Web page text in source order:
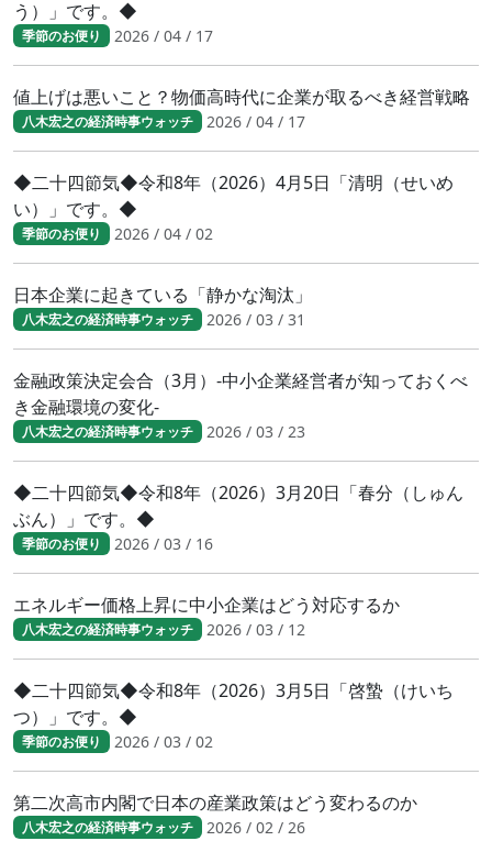
う）」です。◆
季節のお便り 2026 / 04 / 17
値上げは悪いこと？物価高時代に企業が取るべき経営戦略
八木宏之の経済時事ウォッチ 2026 / 04 / 17
◆二十四節気◆令和8年（2026）4月5日「清明（せいめ
い）」です。◆
季節のお便り 2026 / 04 / 02
日本企業に起きている「静かな淘汰」
八木宏之の経済時事ウォッチ 2026 / 03 / 31
金融政策決定会合（3月）-中小企業経営者が知っておくべ
き金融環境の変化-
八木宏之の経済時事ウォッチ 2026 / 03 / 23
◆二十四節気◆令和8年（2026）3月20日「春分（しゅん
ぶん）」です。◆
季節のお便り 2026 / 03 / 16
エネルギー価格上昇に中小企業はどう対応するか
八木宏之の経済時事ウォッチ 2026 / 03 / 12
◆二十四節気◆令和8年（2026）3月5日「啓蟄（けいち
つ）」です。◆
季節のお便り 2026 / 03 / 02
第二次高市内閣で日本の産業政策はどう変わるのか
八木宏之の経済時事ウォッチ 2026 / 02 / 26